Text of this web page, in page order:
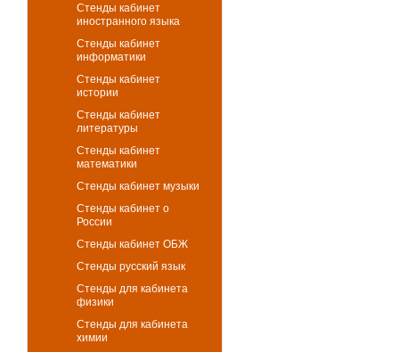
Стенды кабинет
иностранного языка
Стенды кабинет
информатики
Стенды кабинет
истории
Стенды кабинет
литературы
Стенды кабинет
математики
Стенды кабинет музыки
Стенды кабинет о
России
Стенды кабинет ОБЖ
Стенды русский язык
Стенды для кабинета
физики
Стенды для кабинета
химии